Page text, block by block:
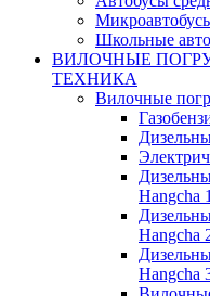
Школьные
ВИЛОЧНЫЕ
ТЕХНИКА
Вилочные
Hangcha
Hangcha
Hangcha